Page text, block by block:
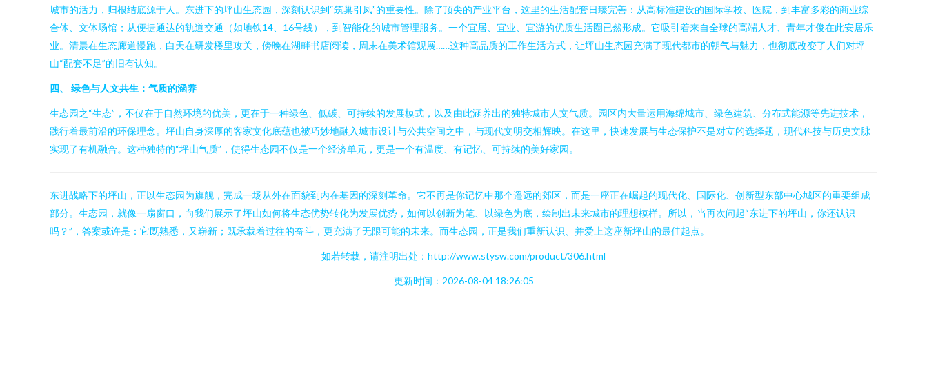
城市的活力，归根结底源于人。东进下的坪山生态园，深刻认识到“筑巢引凤”的重要性。除了顶尖的产业平台，这里的生活配套日臻完善：从高标准建设的国际学校、医院，到丰富多彩的商业综
合体、文体场馆；从便捷通达的轨道交通（如地铁14、16号线），到智能化的城市管理服务。一个宜居、宜业、宜游的优质生活圈已然形成。它吸引着来自全球的高端人才、青年才俊在此安居乐
业。清晨在生态廊道慢跑，白天在研发楼里攻关，傍晚在湖畔书店阅读，周末在美术馆观展……这种高品质的工作生活方式，让坪山生态园充满了现代都市的朝气与魅力，也彻底改变了人们对坪
山“配套不足”的旧有认知。
四、 绿色与人文共生：气质的涵养
生态园之“生态”，不仅在于自然环境的优美，更在于一种绿色、低碳、可持续的发展模式，以及由此涵养出的独特城市人文气质。园区内大量运用海绵城市、绿色建筑、分布式能源等先进技术，
践行着最前沿的环保理念。坪山自身深厚的客家文化底蕴也被巧妙地融入城市设计与公共空间之中，与现代文明交相辉映。在这里，快速发展与生态保护不是对立的选择题，现代科技与历史文脉
实现了有机融合。这种独特的“坪山气质”，使得生态园不仅是一个经济单元，更是一个有温度、有记忆、可持续的美好家园。
东进战略下的坪山，正以生态园为旗舰，完成一场从外在面貌到内在基因的深刻革命。它不再是你记忆中那个遥远的郊区，而是一座正在崛起的现代化、国际化、创新型东部中心城区的重要组成
部分。生态园，就像一扇窗口，向我们展示了坪山如何将生态优势转化为发展优势，如何以创新为笔、以绿色为底，绘制出未来城市的理想模样。所以，当再次问起“东进下的坪山，你还认识
吗？”，答案或许是：它既熟悉，又崭新；既承载着过往的奋斗，更充满了无限可能的未来。而生态园，正是我们重新认识、并爱上这座新坪山的最佳起点。
如若转载，请注明出处：http://www.stysw.com/product/306.html
更新时间：2026-08-04 18:26:05